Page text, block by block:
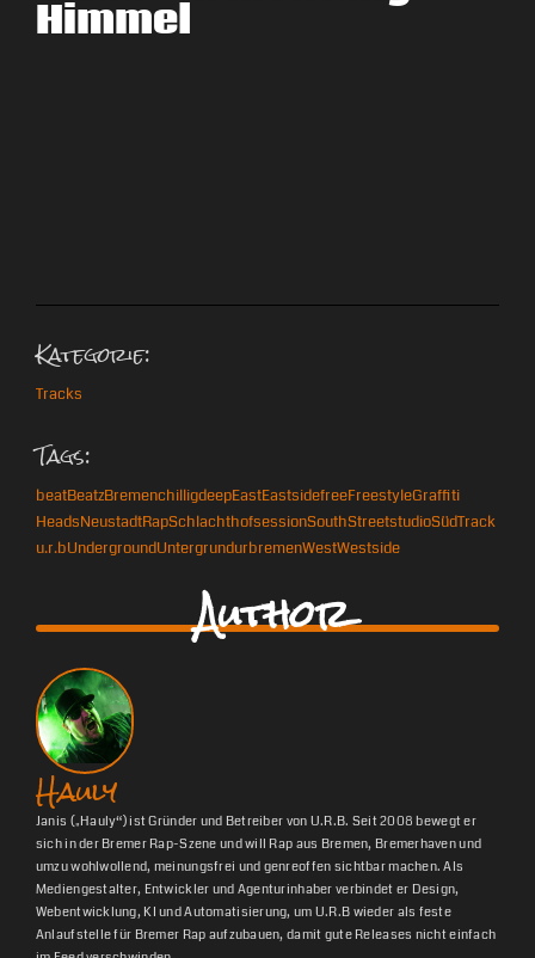
Himmel
Kategorie:
Tracks
Tags:
beatBeatzBremenchilligdeepEastEastsidefreeFreestyleGraffiti
HeadsNeustadtRapSchlachthofsessionSouthStreetstudioSüdTrack
u.r.bUndergroundUntergrundurbremenWestWestside
Author
Hauly
Janis („Hauly“) ist Gründer und Betreiber von U.R.B. Seit 2008 bewegt er
sich in der Bremer Rap-Szene und will Rap aus Bremen, Bremerhaven und
umzu wohlwollend, meinungsfrei und genreoffen sichtbar machen. Als
Mediengestalter, Entwickler und Agenturinhaber verbindet er Design,
Webentwicklung, KI und Automatisierung, um U.R.B wieder als feste
Anlaufstelle für Bremer Rap aufzubauen, damit gute Releases nicht einfach